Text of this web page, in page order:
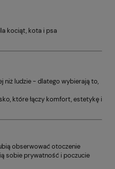
kociąt, kota i psa
niż ludzie - dlatego wybierają to,
które łączy komfort, estetykę i
obserwować otoczenie
sobie prywatność i poczucie